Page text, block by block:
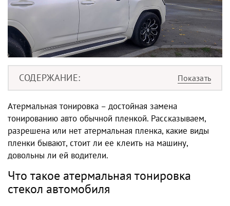
СОДЕРЖАНИЕ
Атермальная тонировка – достойная замена
тонированию авто обычной пленкой. Рассказываем,
разрешена или нет атермальная пленка, какие виды
пленки бывают, стоит ли ее клеить на машину,
довольны ли ей водители.
Что такое атермальная тонировка
стекол автомобиля